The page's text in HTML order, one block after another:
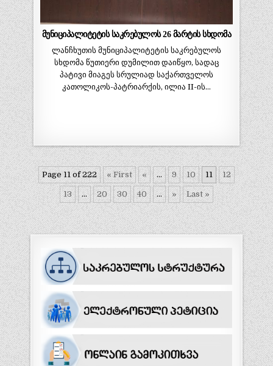
მუნიციპალიტეტის საკრებულოს 26 მარტის სხდომა
ლანჩხუთის მუნიციპალიტეტის საკრებულოს
სხდომა წუთიერი დუმილით დაიწყო, სადაც
პატივი მიაგეს სრულიად საქართველოს
კათოლიკოს-პატრიარქის, ილია II-ის…
Page 11 of 222 « First « ... 9 10 11 12
13 ... 20 30 40 ... » Last »